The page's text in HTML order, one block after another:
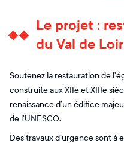
Le projet :
du Val de
Soutenez la restauration de
construite aux XIIe et XIIIe
renaissance d’un édifice
de l’UNESCO.
Des travaux d’urgence sont